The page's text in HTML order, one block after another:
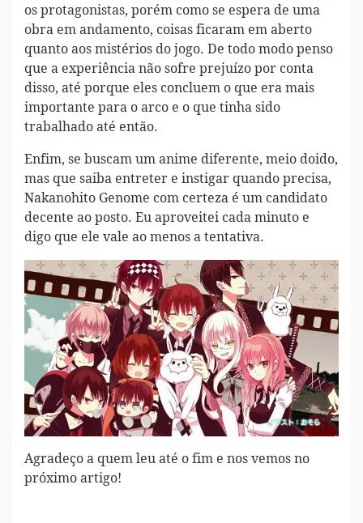
os protagonistas, porém como se espera de uma
obra em andamento, coisas ficaram em aberto
quanto aos mistérios do jogo. De todo modo penso
que a experiência não sofre prejuízo por conta
disso, até porque eles concluem o que era mais
importante para o arco e o que tinha sido
trabalhado até então.
Enfim, se buscam um anime diferente, meio doido,
mas que saiba entreter e instigar quando precisa,
Nakanohito Genome com certeza é um candidato
decente ao posto. Eu aproveitei cada minuto e
digo que ele vale ao menos a tentativa.
Agradeço a quem leu até o fim e nos vemos no
próximo artigo!